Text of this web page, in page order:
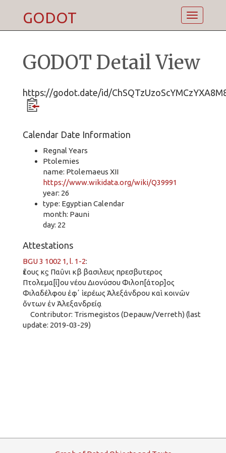
Toggle
GODOT
GODOT Detail View
https://godot.date/id/
Calendar Date Information
Regnal Years
Ptolemies
name: Ptolemaeus XII
https://www.wikidata.org/wiki/Q39991
year: 26
type: Egyptian Calendar
month: Pauni
day: 22
Attestations
BGU 3 1002 1, l. 1-2:
ἔτους κϛ Παῦνι κβ βασιλευς πρεσβυτερος
Πτολεμα[ί]ου νέου Διονύσου Φιλοπ[άτορ]ος
Φιλαδέλφου ἐφʼ ἱερέως Ἀλεξάνδρου καὶ κοινῶν
ὄντων ἐν Ἀλεξανδρείᾳ
Contributor: Trismegistos (Depauw/Verreth) (last
update: 2019-03-29)